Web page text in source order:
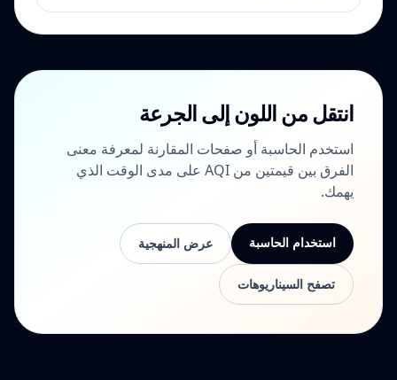
انتقل من اللون إلى الجرعة
استخدم الحاسبة أو صفحات المقارنة لمعرفة معنى
الفرق بين قيمتين من AQI على مدى الوقت الذي
يهمك.
استخدام الحاسبة عرض المنهجية
تصفح السيناريوهات